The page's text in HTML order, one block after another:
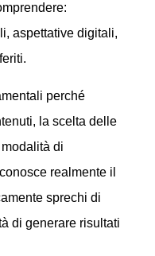
aspettative digitali,
perché
la scelta delle
di
realmente il
sprechi di
di generare risultati